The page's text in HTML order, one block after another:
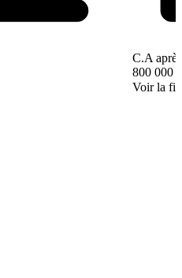
C.A
800 000 €
Voir la